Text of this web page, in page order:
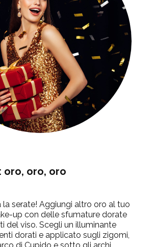
oro, oro, oro
la serate! Aggiungi altro oro al tuo
up con delle sfumature dorate
del viso. Scegli un illuminante
dorati e applicato sugli zigomi,